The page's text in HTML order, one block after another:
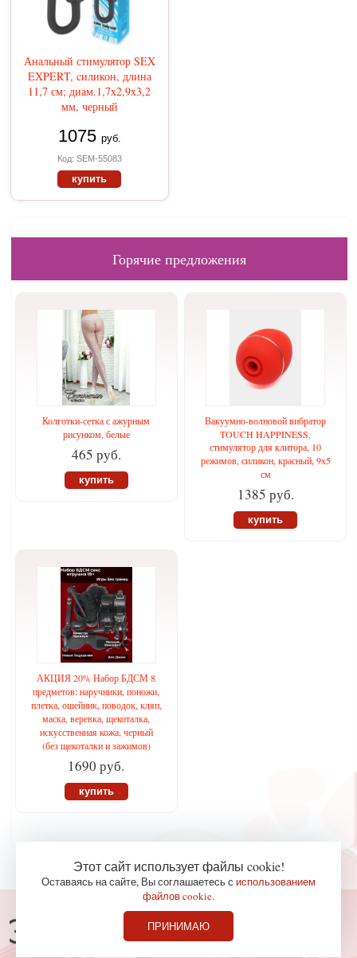
Анальный стимулятор SEX
EXPERT, cиликон, длина
11,7 см; диам.1,7x2,9x3,2
мм, черный
1075 руб.
Код: SEM-55083
купить
Горячие предложения
Колготки-сетка с ажурным
рисунком, белые
465 руб.
купить
Вакуумно-волновой вибратор
TOUCH HAPPINESS,
стимулятор для клитора, 10
режимов, силикон, красный, 9х5
см
1385 руб.
купить
АКЦИЯ 20% Набор БДСМ 8
предметов: наручники, поножи,
плетка, ошейник, поводок, кляп,
маска, веревка, щекоталка,
искусственная кожа, черный
(без щекоталки и зажимов)
1690 руб.
купить
Консультации по телефону
Этот сайт использует файлы cookie!
Оставаясь на сайте, Вы соглашаетесь с использованием
файлов cookie.
ПРИНИМАЮ